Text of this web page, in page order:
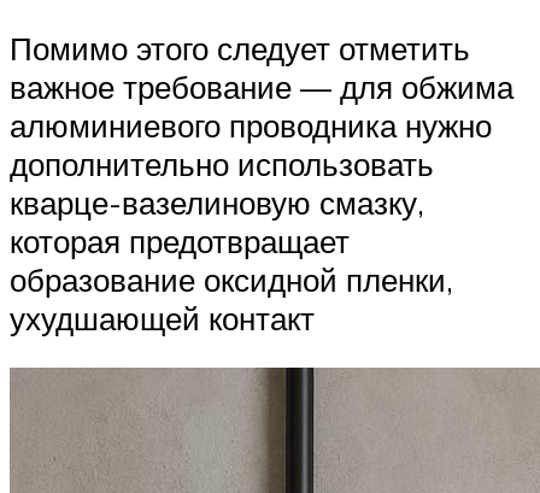
Помимо этого следует отметить
важное требование — для обжима
алюминиевого проводника нужно
дополнительно использовать
кварце-вазелиновую смазку,
которая предотвращает
образование оксидной пленки,
ухудшающей контакт